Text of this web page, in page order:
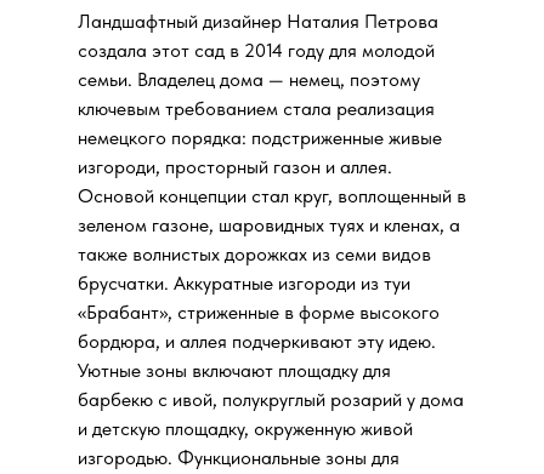
Ландшафтный дизайнер Наталия Петрова
создала этот сад в 2014 году для молодой
семьи. Владелец дома — немец, поэтому
ключевым требованием стала реализация
немецкого порядка: подстриженные живые
изгороди, просторный газон и аллея.
Основой концепции стал круг, воплощенный в
зеленом газоне, шаровидных туях и кленах, а
также волнистых дорожках из семи видов
брусчатки. Аккуратные изгороди из туи
«Брабант», стриженные в форме высокого
бордюра, и аллея подчеркивают эту идею.
Уютные зоны включают площадку для
барбекю с ивой, полукруглый розарий у дома
и детскую площадку, окруженную живой
изгородью. Функциональные зоны для